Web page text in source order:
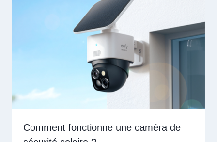
Comment fonctionne une caméra de